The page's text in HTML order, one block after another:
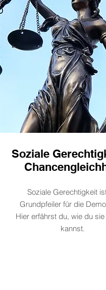
Soziale
Soziale Gerechtigkeit
Grundpfeiler für die
Hier erfährst du, wie du
kannst.